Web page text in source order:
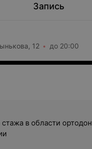
Запись
12 до 20:00
в области